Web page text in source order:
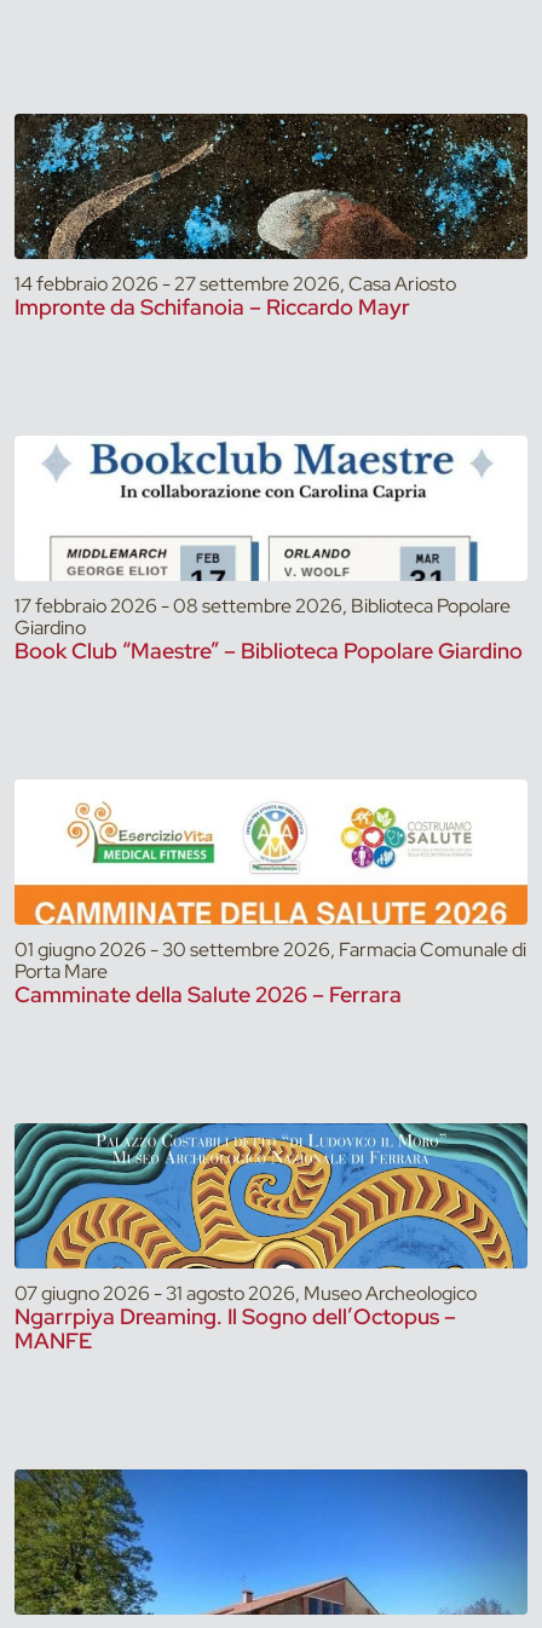
14 febbraio 2026 - 27 settembre 2026, Casa Ariosto
Impronte da Schifanoia – Riccardo Mayr
17 febbraio 2026 - 08 settembre 2026, Biblioteca Popolare
Giardino
Book Club “Maestre” – Biblioteca Popolare Giardino
01 giugno 2026 - 30 settembre 2026, Farmacia Comunale di
Porta Mare
Camminate della Salute 2026 – Ferrara
07 giugno 2026 - 31 agosto 2026, Museo Archeologico
Ngarrpiya Dreaming. Il Sogno dell’Octopus –
MANFE